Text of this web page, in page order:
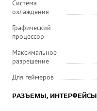
Система
охлаждения
Графический
процессор
Максимальное
разрешение
Для геймеров
РАЗЪЕМЫ, ИНТЕРФЕЙСЫ